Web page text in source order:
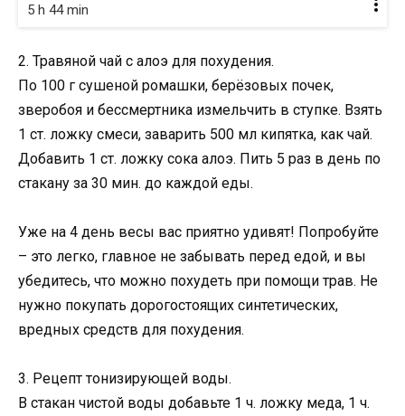
5 h 44 min
2. Травяной чай с алоэ для похудения.
По 100 г сушеной ромашки, берёзовых почек,
зверобоя и бессмертника измельчить в ступке. Взять
1 ст. ложку смеси, заварить 500 мл кипятка, как чай.
Добавить 1 ст. ложку сока алоэ. Пить 5 раз в день по
стакану за 30 мин. до каждой еды.
Уже на 4 день весы вас приятно удивят! Попробуйте
– это легко, главное не забывать перед едой, и вы
убедитесь, что можно похудеть при помощи трав. Не
нужно покупать дорогостоящих синтетических,
вредных средств для похудения.
3. Рецепт тонизирующей воды.
В стакан чистой воды добавьте 1 ч. ложку меда, 1 ч.